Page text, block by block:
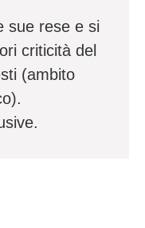
sue rese e si
criticità del
(ambito